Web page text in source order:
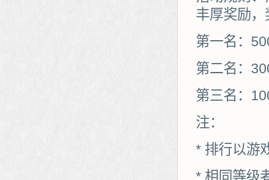
丰厚奖励
第一名：
第二名：
第三名：
注：
* 排行以游
* 相同等级